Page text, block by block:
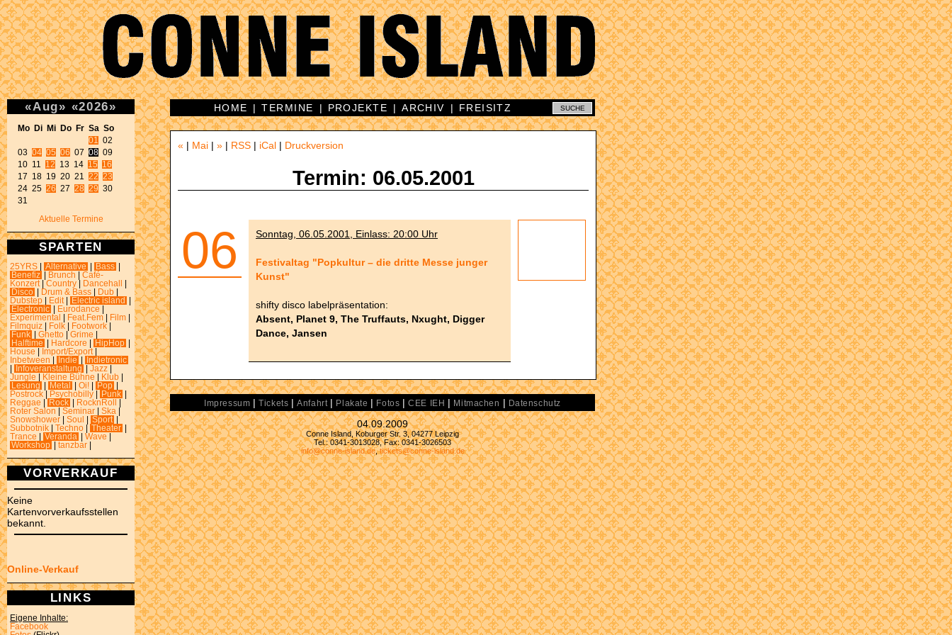
«Aug» «2026»
Mo Di Mi Do Fr Sa So
01
02
03 04 05 06 07 08 09
10 11 12 13 14 15
16
17 18 19 20 21 22 23
24 25 26 27 28 29 30
31
Aktuelle Termine
SPARTEN
25YRS Alternative Bass
Benefiz
Brunch
Café-
Konzert
Country Dancehall
Disco
Drum & Bass Dub
Dubstep
Edit Electric island
Electronic
Eurodance
Experimental
Feat.Fem Film
Filmquiz
Folk Footwork
Funk
Ghetto Grime
Halftime
Hardcore HipHop
House
Import/Export
Inbetween
Indie
Indietronic
Infoveranstaltung Jazz
Jungle
Kleine Bühne Klub
Lesung
Metal Oi! Pop
Postrock
Psychobilly Punk
Reggae
Rock RocknRoll
Roter Salon
Seminar Ska
Snowshower
Soul Sport
Subbotnik
Techno Theater
Trance
Veranda Wave
Workshop
tanzbar
VORVERKAUF
Keine
Kartenvorverkaufsstellen
bekannt.
Online-Verkauf
LINKS
Eigene Inhalte:
Facebook
HOME |TERMINE | PROJEKTE |ARCHIV | FREISITZ
« | Mai | » | RSS | iCal | Druckversion
Termin: 06.05.2001
06 Sonntag, 06.05.2001, Einlass: 20:00 Uhr
Festivaltag "Popkultur – die dritte Messe junger
Kunst"
shifty disco labelpräsentation:
Absent, Planet 9, The Truffauts, Nxught, Digger
Dance, Jansen
Impressum |Tickets |Anfahrt | Plakate | Fotos |CEE IEH | Mitmachen | Datenschutz
04.09.2009
Conne Island, Koburger Str. 3, 04277 Leipzig
Tel.: 0341-3013028, Fax: 0341-3026503
info@conne-island.de,tickets@conne-island.de